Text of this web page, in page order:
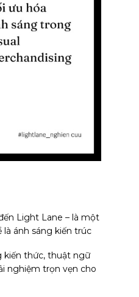
Light Lane – là một
ánh sáng kiến trúc
kiến thức, thuật ngữ
nghiệm trọn vẹn cho